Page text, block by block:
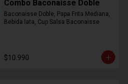
Combo Baconaisse Doble
Baconaisse Doble, Papa Frita Mediana,
Bebida lata, Cup Salsa Baconaisse
$10.990